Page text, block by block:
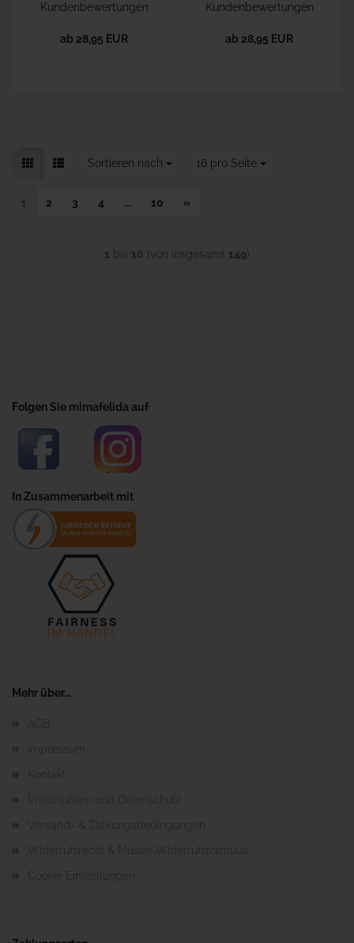
Kundenbewertungen
ab 28,95 EUR
Kundenbewertungen
ab 28,95 EUR
Sortieren nach
Sortieren nach 16 pro Seite
pro Seite
1 2 3 4 ... 10 »
1 bis 16 (von insgesamt 149)
Folgen Sie mimafelida auf
In Zusammenarbeit mit
Mehr über...
Impressum
Kontakt
Privatsphäre und Datenschutz
Versand- & Zahlungsbedingungen
Widerrufsrecht & Muster-Widerrufsformular
Cookie Einstellungen